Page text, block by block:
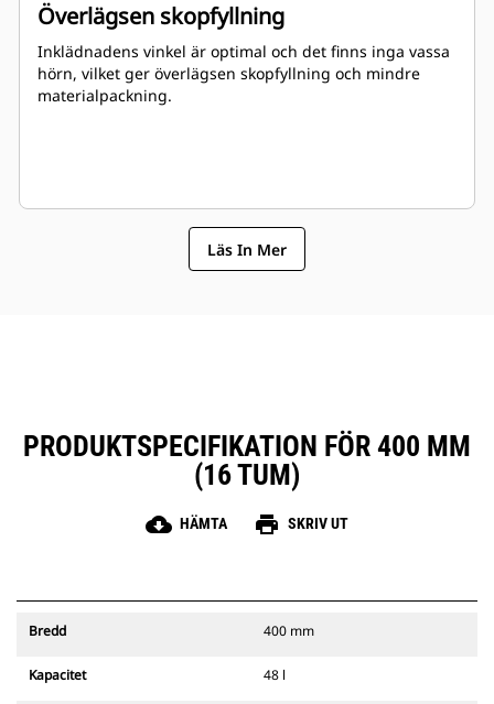
Överlägsen skopfyllning
Inklädnadens vinkel är optimal och det finns inga vassa
hörn, vilket ger överlägsen skopfyllning och mindre
materialpackning.
Läs In Mer
PRODUKTSPECIFIKATION FÖR 400 MM
(16 TUM)
cloud_download HÄMTA print SKRIV UT
Bredd 400 mm
Kapacitet 48 l